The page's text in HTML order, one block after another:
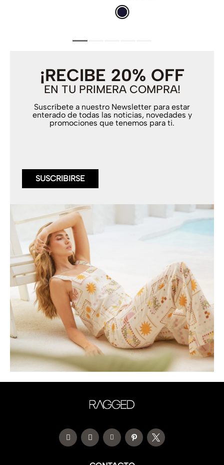
¡RECIBE 20% OFF
EN TU PRIMERA COMPRA!
Suscríbete a nuestro Newsletter para estar
enterado de todas las noticias, novedades y
promociones que tenemos para ti.
SUSCRIBIRSE